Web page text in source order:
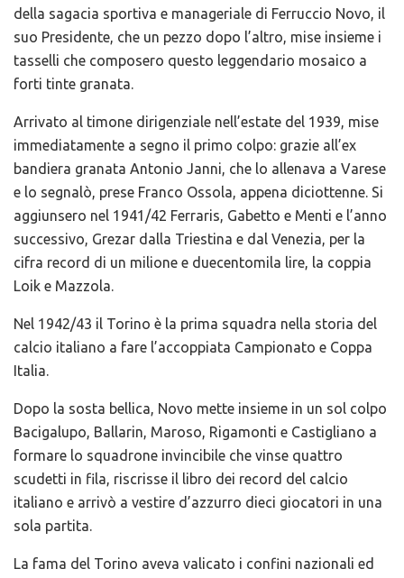
della sagacia sportiva e manageriale di Ferruccio Novo, il
suo Presidente, che un pezzo dopo l’altro, mise insieme i
tasselli che composero questo leggendario mosaico a
forti tinte granata.
Arrivato al timone dirigenziale nell’estate del 1939, mise
immediatamente a segno il primo colpo: grazie all’ex
bandiera granata Antonio Janni, che lo allenava a Varese
e lo segnalò, prese Franco Ossola, appena diciottenne. Si
aggiunsero nel 1941/42 Ferraris, Gabetto e Menti e l’anno
successivo, Grezar dalla Triestina e dal Venezia, per la
cifra record di un milione e duecentomila lire, la coppia
Loik e Mazzola.
Nel 1942/43 il Torino è la prima squadra nella storia del
calcio italiano a fare l’accoppiata Campionato e Coppa
Italia.
Dopo la sosta bellica, Novo mette insieme in un sol colpo
Bacigalupo, Ballarin, Maroso, Rigamonti e Castigliano a
formare lo squadrone invincibile che vinse quattro
scudetti in fila, riscrisse il libro dei record del calcio
italiano e arrivò a vestire d’azzurro dieci giocatori in una
sola partita.
La fama del Torino aveva valicato i confini nazionali ed